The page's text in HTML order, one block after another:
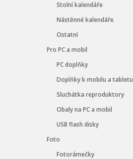
Stolní kalendáře
Nástěnné kalendáře
Ostatní
Pro PC a mobil
PC doplňky
Doplňky k mobilu a tabletu
Sluchátka reproduktory
Obaly na PC a mobil
USB flash disky
Foto
Fotorámečky